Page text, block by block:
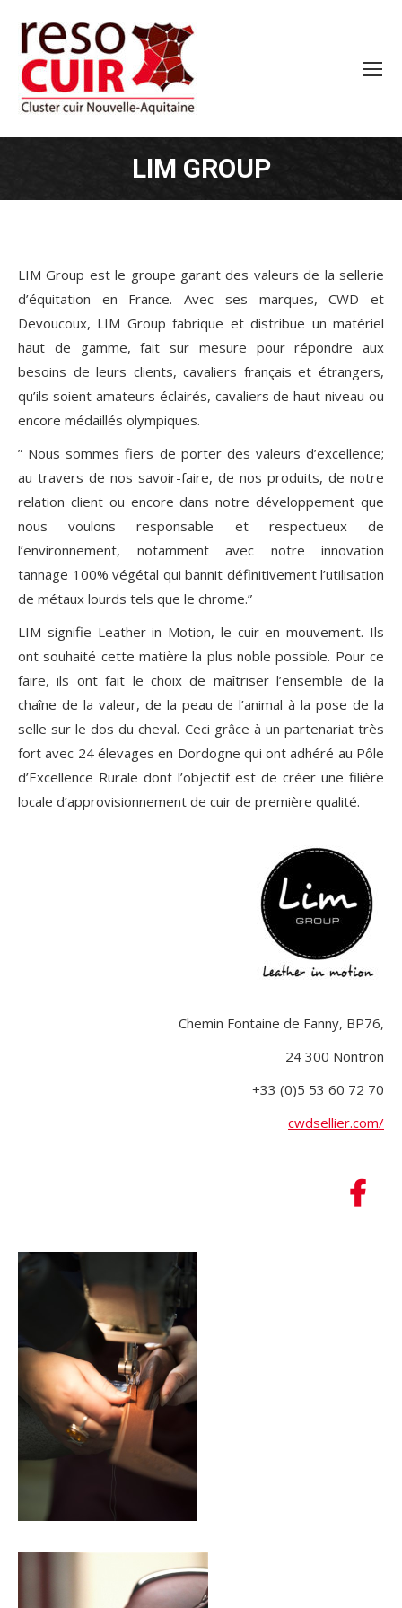
LIM GROUP
LIM Group est le groupe garant des valeurs de la sellerie
d’équitation en France. Avec ses marques, CWD et
Devoucoux, LIM Group fabrique et distribue un matériel
haut de gamme, fait sur mesure pour répondre aux
besoins de leurs clients, cavaliers français et étrangers,
qu’ils soient amateurs éclairés, cavaliers de haut niveau ou
encore médaillés olympiques.
” Nous sommes fiers de porter des valeurs d’excellence;
au travers de nos savoir-faire, de nos produits, de notre
relation client ou encore dans notre développement que
nous voulons responsable et respectueux de
l’environnement, notamment avec notre innovation
tannage 100% végétal qui bannit définitivement l’utilisation
de métaux lourds tels que le chrome.”
LIM signifie Leather in Motion, le cuir en mouvement. Ils
ont souhaité cette matière la plus noble possible. Pour ce
faire, ils ont fait le choix de maîtriser l’ensemble de la
chaîne de la valeur, de la peau de l’animal à la pose de la
selle sur le dos du cheval. Ceci grâce à un partenariat très
fort avec 24 élevages en Dordogne qui ont adhéré au Pôle
d’Excellence Rurale dont l’objectif est de créer une filière
locale d’approvisionnement de cuir de première qualité.
Chemin Fontaine de Fanny, BP76,
24 300 Nontron
+33 (0)5 53 60 72 70
cwdsellier.com/